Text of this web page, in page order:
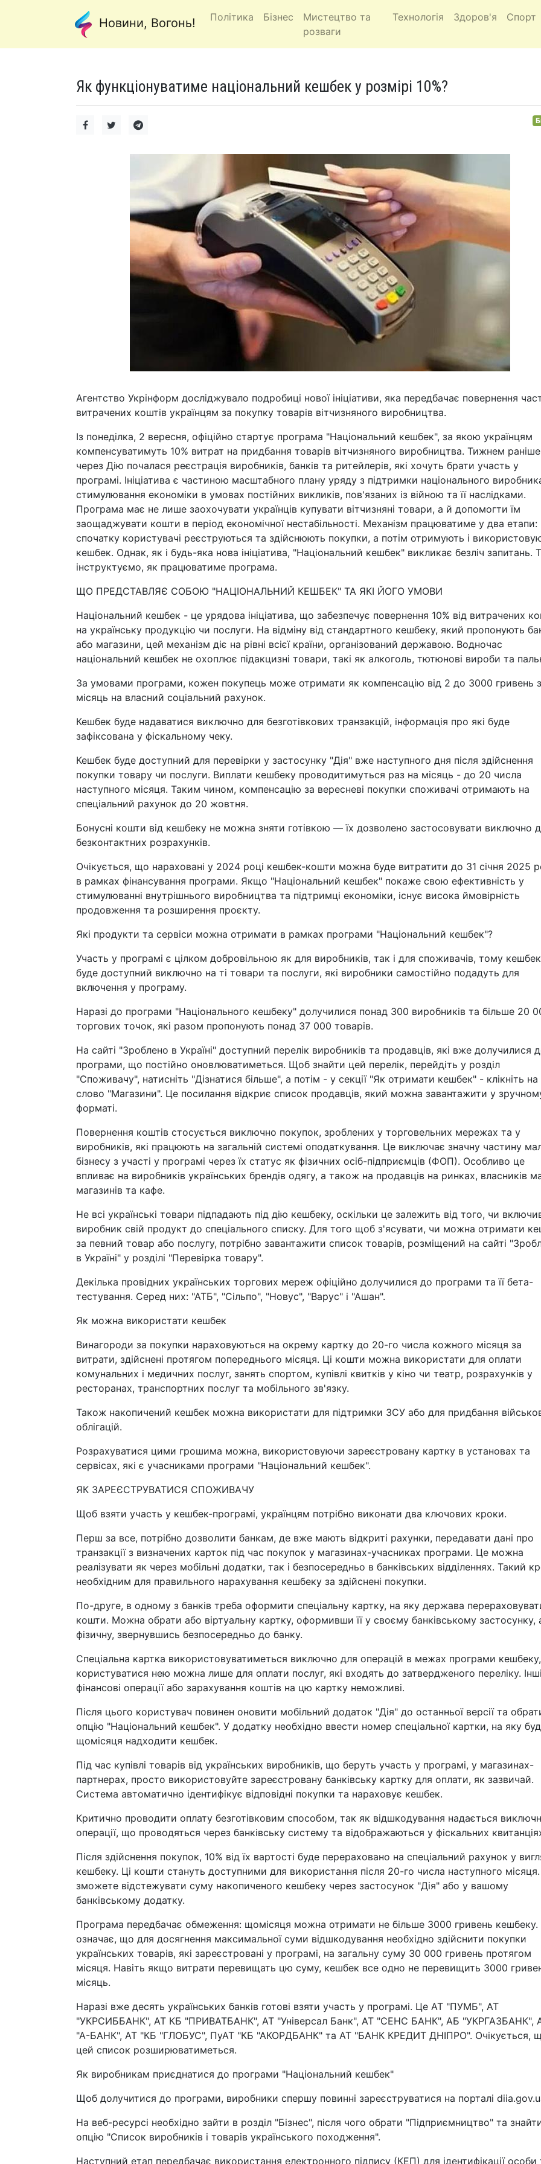
Новини, Вогонь! Політика Бізнес
Мистецтво та
розваги
Технологія Здоров'я Спорт
Як функціонуватиме національний кешбек у розмірі 10%?
Агентство Укрінформ досліджувало подробиці нової ініціативи, яка передбачає повернення
витрачених коштів українцям за покупку товарів вітчизняного виробництва.
Із понеділка, 2 вересня, офіційно стартує програма "Національний кешбек", за якою українцям
компенсуватимуть 10% витрат на придбання товарів вітчизняного виробництва. Тижнем раніше
через Дію почалася реєстрація виробників, банків та ритейлерів, які хочуть брати участь у
програмі. Ініціатива є частиною масштабного плану уряду з підтримки національного
стимулювання економіки в умовах постійних викликів, пов'язаних із війною та її наслідками.
Програма має не лише заохочувати українців купувати вітчизняні товари, а й допомогти їм
заощаджувати кошти в період економічної нестабільності. Механізм працюватиме у два етапи:
спочатку користувачі реєструються та здійснюють покупки, а потім отримують і
кешбек. Однак, як і будь-яка нова ініціатива, "Національний кешбек" викликає безліч запитань.
інструктуємо, як працюватиме програма.
ЩО ПРЕДСТАВЛЯЄ СОБОЮ "НАЦІОНАЛЬНИЙ КЕШБЕК" ТА ЯКІ ЙОГО УМОВИ
Національний кешбек - це урядова ініціатива, що забезпечує повернення 10% від витрачених
на українську продукцію чи послуги. На відміну від стандартного кешбеку, який пропонують
або магазини, цей механізм діє на рівні всієї країни, організований державою. Водночас
національний кешбек не охоплює підакцизні товари, такі як алкоголь, тютюнові вироби та
За умовами програми, кожен покупець може отримати як компенсацію від 2 до 3000 гривень
місяць на власний соціальний рахунок.
Кешбек буде надаватися виключно для безготівкових транзакцій, інформація про які буде
зафіксована у фіскальному чеку.
Кешбек буде доступний для перевірки у застосунку "Дія" вже наступного дня після здійснення
покупки товару чи послуги. Виплати кешбеку проводитимуться раз на місяць - до 20 числа
наступного місяця. Таким чином, компенсацію за вересневі покупки споживачі отримають на
спеціальний рахунок до 20 жовтня.
Бонусні кошти від кешбеку не можна зняти готівкою — їх дозволено застосовувати виключно
безконтактних розрахунків.
Очікується, що нараховані у 2024 році кешбек-кошти можна буде витратити до 31 січня 2025
в рамках фінансування програми. Якщо "Національний кешбек" покаже свою ефективність у
стимулюванні внутрішнього виробництва та підтримці економіки, існує висока ймовірність
продовження та розширення проєкту.
Які продукти та сервіси можна отримати в рамках програми "Національний кешбек"?
Участь у програмі є цілком добровільною як для виробників, так і для споживачів, тому кешбек
буде доступний виключно на ті товари та послуги, які виробники самостійно подадуть для
включення у програму.
Наразі до програми "Національного кешбеку" долучилися понад 300 виробників та більше 20
торгових точок, які разом пропонують понад 37 000 товарів.
На сайті "Зроблено в Україні" доступний перелік виробників та продавців, які вже долучилися
програми, що постійно оновлюватиметься. Щоб знайти цей перелік, перейдіть у розділ
"Споживачу", натисніть "Дізнатися більше", а потім - у секції "Як отримати кешбек" - клікніть на
слово "Магазини". Це посилання відкриє список продавців, який можна завантажити у
форматі.
Повернення коштів стосується виключно покупок, зроблених у торговельних мережах та у
виробників, які працюють на загальній системі оподаткування. Це виключає значну частину
бізнесу з участі у програмі через їх статус як фізичних осіб-підприємців (ФОП). Особливо це
впливає на виробників українських брендів одягу, а також на продавців на ринках, власників
магазинів та кафе.
Не всі українські товари підпадають під дію кешбеку, оскільки це залежить від того, чи
виробник свій продукт до спеціального списку. Для того щоб з'ясувати, чи можна отримати
за певний товар або послугу, потрібно завантажити список товарів, розміщений на сайті
в Україні" у розділі "Перевірка товару".
Декілька провідних українських торгових мереж офіційно долучилися до програми та її бета-
тестування. Серед них: "АТБ", "Сільпо", "Новус", "Варус" і "Ашан".
Як можна використати кешбек
Винагороди за покупки нараховуються на окрему картку до 20-го числа кожного місяця за
витрати, здійснені протягом попереднього місяця. Ці кошти можна використати для оплати
комунальних і медичних послуг, занять спортом, купівлі квитків у кіно чи театр, розрахунків у
ресторанах, транспортних послуг та мобільного зв'язку.
Також накопичений кешбек можна використати для підтримки ЗСУ або для придбання
облігацій.
Розрахуватися цими грошима можна, використовуючи зареєстровану картку в установах та
сервісах, які є учасниками програми "Національний кешбек".
ЯК ЗАРЕЄСТРУВАТИСЯ СПОЖИВАЧУ
Щоб взяти участь у кешбек-програмі, українцям потрібно виконати два ключових кроки.
Перш за все, потрібно дозволити банкам, де вже мають відкриті рахунки, передавати дані про
транзакції з визначених карток під час покупок у магазинах-учасниках програми. Це можна
реалізувати як через мобільні додатки, так і безпосередньо в банківських відділеннях. Такий
необхідним для правильного нарахування кешбеку за здійснені покупки.
По-друге, в одному з банків треба оформити спеціальну картку, на яку держава
кошти. Можна обрати або віртуальну картку, оформивши її у своєму банківському застосунку,
фізичну, звернувшись безпосередньо до банку.
Спеціальна картка використовуватиметься виключно для операцій в межах програми кешбеку,
користуватися нею можна лише для оплати послуг, які входять до затвердженого переліку.
фінансові операції або зарахування коштів на цю картку неможливі.
Після цього користувач повинен оновити мобільний додаток "Дія" до останньої версії та
опцію "Національний кешбек". У додатку необхідно ввести номер спеціальної картки, на яку
щомісяця надходити кешбек.
Під час купівлі товарів від українських виробників, що беруть участь у програмі, у магазинах-
партнерах, просто використовуйте зареєстровану банківську картку для оплати, як зазвичай.
Система автоматично ідентифікує відповідні покупки та нараховує кешбек.
Критично проводити оплату безготівковим способом, так як відшкодування надається
операції, що проводяться через банківську систему та відображаються у фіскальних
Після здійснення покупок, 10% від їх вартості буде перераховано на спеціальний рахунок у
кешбеку. Ці кошти стануть доступними для використання після 20-го числа наступного
зможете відстежувати суму накопиченого кешбеку через застосунок "Дія" або у вашому
банківському додатку.
Програма передбачає обмеження: щомісяця можна отримати не більше 3000 гривень
означає, що для досягнення максимальної суми відшкодування необхідно здійснити покупки
українських товарів, які зареєстровані у програмі, на загальну суму 30 000 гривень протягом
місяця. Навіть якщо витрати перевищать цю суму, кешбек все одно не перевищить 3000
місяць.
Наразі вже десять українських банків готові взяти участь у програмі. Це АТ "ПУМБ", АТ
"УКРСИББАНК", АТ КБ "ПРИВАТБАНК", АТ "Універсал Банк", АТ "СЕНС БАНК", АБ "УКРГАЗБАНК",
"А-БАНК", АТ "КБ "ГЛОБУС", ПуАТ "КБ "АКОРДБАНК" та АТ "БАНК КРЕДИТ ДНІПРО". Очікується,
цей список розширюватиметься.
Як виробникам приєднатися до програми "Національний кешбек"
Щоб долучитися до програми, виробники спершу повинні зареєструватися на порталі
На веб-ресурсі необхідно зайти в розділ "Бізнес", після чого обрати "Підприємництво" та
опцію "Список виробників і товарів українського походження".
Наступний етап передбачає використання електронного підпису (КЕП) для ідентифікації особи